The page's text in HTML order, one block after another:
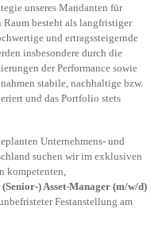
unseres Mandanten für
Raum besteht als langfristiger
und ertragssteigernde
insbesondere durch die
der Performance sowie
stabile, nachhaltige bzw.
und das Port­folio stets
Unternehmens- und
suchen wir im exklusiven
kompetenten,
(Senior-) Asset-Manager (m/w/d)
Festanstellung am